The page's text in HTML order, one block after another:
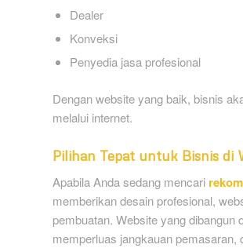
Dealer
Konveksi
Penyedia jasa profesional
Dengan website yang baik, bisnis
melalui internet.
Pilihan Tepat untuk Bisnis di
Apabila Anda sedang mencari
memberikan desain profesional,
pembuatan. Website yang
memperluas jangkauan